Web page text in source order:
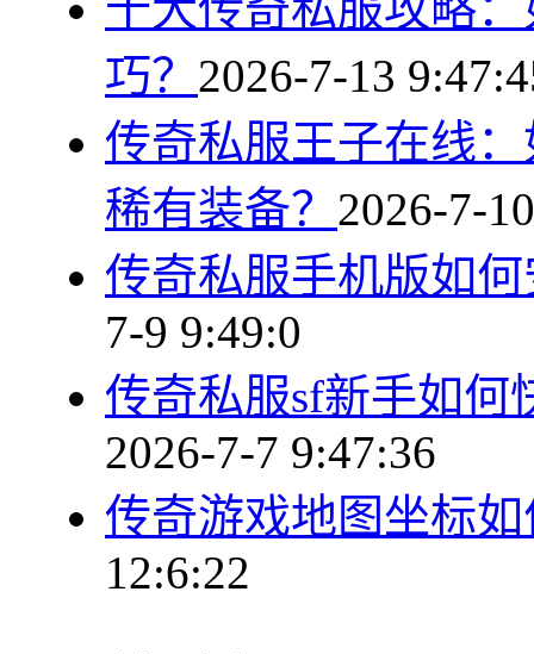
巧？ 2026-7-13
传奇私服王子在线
稀有装备？ 2026-7-
传奇私服手机版如
7-9 9:49:0
传奇私服sf新手如何
2026-7-7 9:47:36
传奇游戏地图坐标
12:6:22